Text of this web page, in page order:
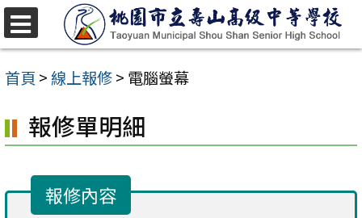
跳
至
主
內
容
首頁 >線上報修> 電腦螢幕
報修單明細
報修內容
選
單